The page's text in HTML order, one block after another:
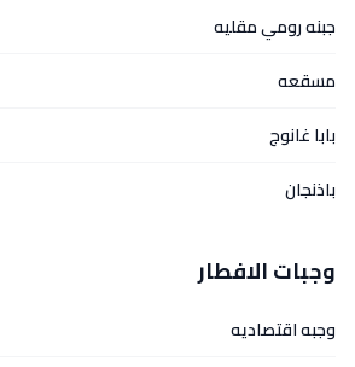
جبنه رومي مقليه
مسقعه
بابا غانوج
باذنجان
وجبات الافطار
وجبه اقتصاديه